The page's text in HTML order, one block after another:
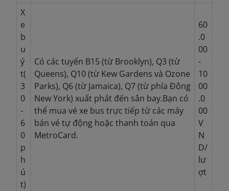
X
e
b
u
ý
t(
3
0
-
6
0
p
h
ú
t)
Có các tuyến B15 (từ Brooklyn), Q3 (từ
Queens), Q10 (từ Kew Gardens và Ozone
Parks), Q6 (từ Jamaica), Q7 (từ phía Đông
New York) xuất phát đến sân bay.Bạn có
thể mua vé xe bus trực tiếp từ các máy
bán vé tự động hoặc thanh toán qua
MetroCard.
60
.0
00
-
10
00
.0
00
V
N
D/
lư
ợt